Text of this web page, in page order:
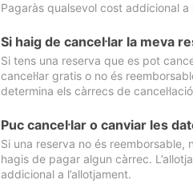
Pagaràs qualsevol cost addicional a
Si haig de cancel·lar la meva
Si tens una reserva que es pot
cancel·lar gratis o no és
determina els càrrecs de
Puc cancel·lar o canviar les
Si una reserva no és reemborsable,
hagis de pagar algun càrrec.
addicional a l’allotjament.